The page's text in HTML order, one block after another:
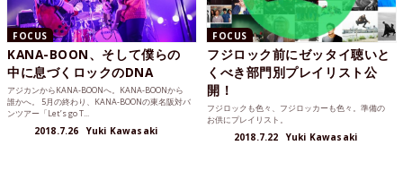
FOCUS
KANA-BOON、そして僕らの
中に息づくロックのDNA
アジカンからKANA-BOONへ。KANA-BOONから
誰かへ。 5月の終わり、KANA-BOONの東名阪対バ
ンツアー「Let’s go T...
2018.7.26 Yuki Kawasaki
FOCUS
フジロック前にゼッタイ聴いと
くべき部門別プレイリスト公
開！
フジロックも色々、フジロッカーも色々。準備の
お供にプレイリスト。
2018.7.22 Yuki Kawasaki